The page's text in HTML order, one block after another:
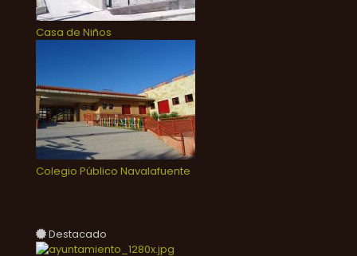
Casa de Niños
Colegio Público Navalafuente
Destacado